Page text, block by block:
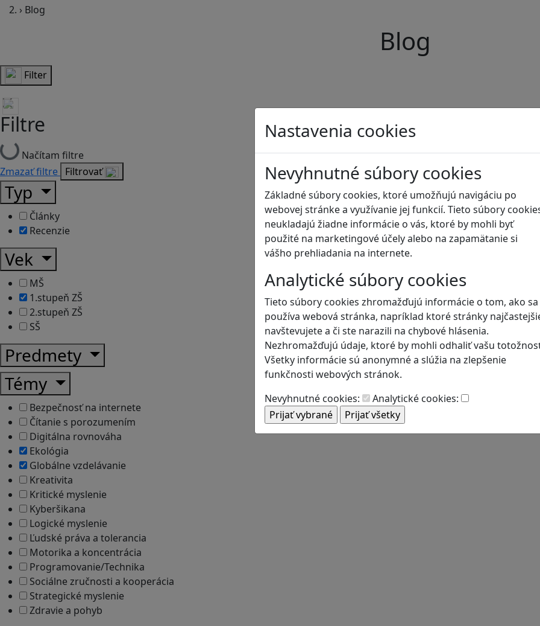
Nastavenia cookies
Nevyhnutné súbory cookies
Základné súbory cookies, ktoré umožňujú navigáciu po
webovej stránke a využívanie jej funkcií. Tieto súbory
neukladajú žiadne informácie o vás, ktoré by mohli byť
použité na marketingové účely alebo na zapamätanie si
vášho prehliadania na internete.
Analytické súbory cookies
Tieto súbory cookies zhromažďujú informácie o tom, ako sa
používa webová stránka, napríklad ktoré stránky
navštevujete a či ste narazili na chybové hlásenia.
Nezhromažďujú údaje, ktoré by mohli odhaliť vašu
Všetky informácie sú anonymné a slúžia na zlepšenie
funkčnosti webových stránok.
Nevyhnutné cookies:
Analytické cookies:
› Blog
Blog
Filter
Filtre
Načítam filtre
Zmazať filtre Filtrovať
Typ
Články
Recenzie
Vek
MŠ
1.stupeň ZŠ
2.stupeň ZŠ
SŠ
Predmety
Témy
Bezpečnosť na internete
Čítanie s porozumením
Digitálna rovnováha
Ekológia
Globálne vzdelávanie
Kreativita
Kritické myslenie
Kyberšikana
Logické myslenie
Ľudské práva a tolerancia
Motorika a koncentrácia
Programovanie/Technika
Sociálne zručnosti a kooperácia
Strategické myslenie
Zdravie a pohyb